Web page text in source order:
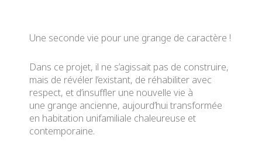
Une seconde vie pour une grange de caractère !
Dans ce projet, il ne s’agissait pas de construire,
mais de révéler l’existant, de réhabiliter avec
respect, et d’insuffler une nouvelle vie à
une grange ancienne, aujourd’hui transformée
en habitation unifamiliale chaleureuse et
contemporaine.